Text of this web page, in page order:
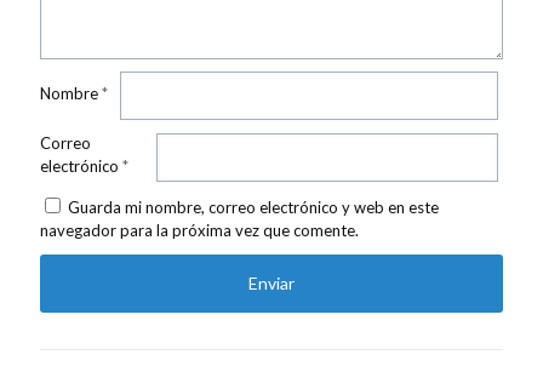
Nombre*
Correo
electrónico *
Guarda mi nombre, correo electrónico y web en este
navegador para la próxima vez que comente.